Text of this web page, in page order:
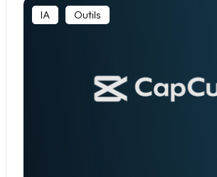
IA Outils